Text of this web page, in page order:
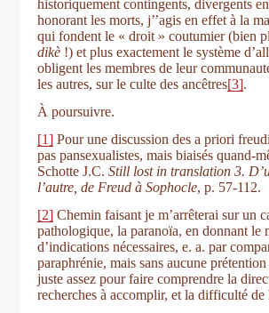
historiquement contingents, divergents
honorant les morts, j’’agis en effet à la
qui fondent le « droit » coutumier (bien
dikè !) et plus exactement le système
obligent les membres de leur
les autres, sur le culte des ancêtres[3].
À poursuivre.
[1] Pour une discussion des a priori
pas pansexualistes, mais biaisés quand-
Schotte J.C.Still lost in translation 3.
l’autre, de Freud à Sophocle, p. 57-112.
[2] Chemin faisant je m’arrêterai sur un
pathologique, la paranoïa, en donnant le
d’indications nécessaires, e. a. par
paraphrénie, mais sans aucune
juste assez pour faire comprendre la
recherches à accomplir, et la difficulté de